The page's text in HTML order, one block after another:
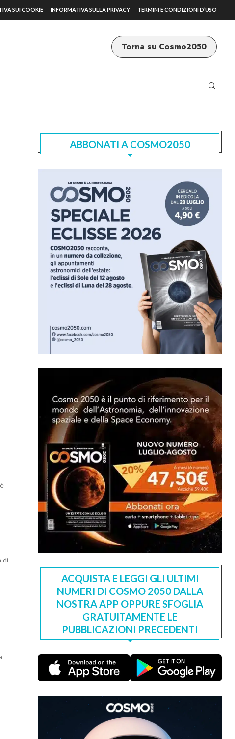
SUI COOKIE INFORMATIVA SULLA PRIVACY TERMINI E CONDIZIONI D’USO
Torna su Cosmo2050
di
ABBONATI A COSMO2050
ACQUISTA E LEGGI GLI ULTIMI
NUMERI DI COSMO 2050 DALLA
NOSTRA APP OPPURE SFOGLIA
GRATUITAMENTE LE
PUBBLICAZIONI PRECEDENTI